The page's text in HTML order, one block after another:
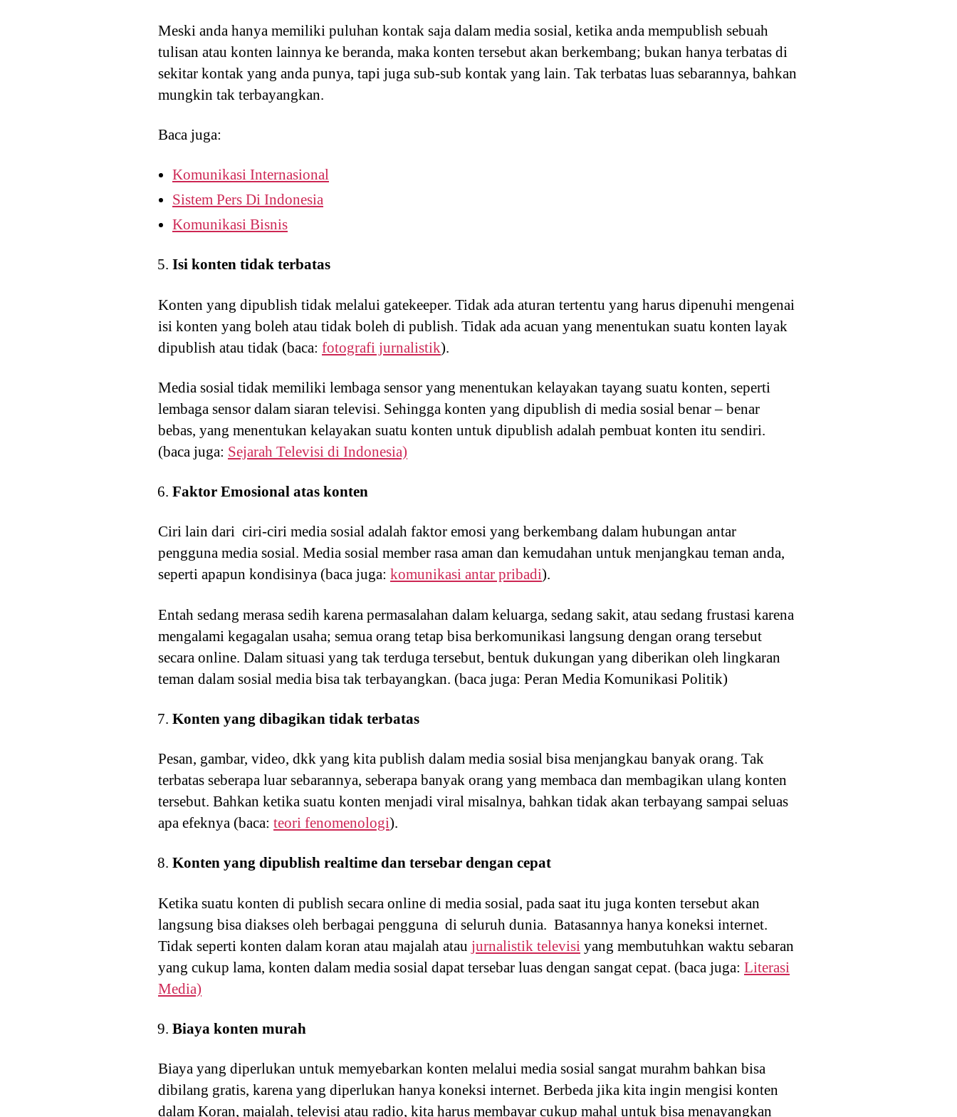
Meski anda hanya memiliki puluhan kontak saja dalam media sosial, ketika anda mempublish sebuah
tulisan atau konten lainnya ke beranda, maka konten tersebut akan berkembang; bukan hanya terbatas di
sekitar kontak yang anda punya, tapi juga sub-sub kontak yang lain. Tak terbatas luas sebarannya, bahkan
mungkin tak terbayangkan.
Baca juga:
Komunikasi Internasional
Sistem Pers Di Indonesia
Komunikasi Bisnis
Isi konten tidak terbatas
Konten yang dipublish tidak melalui gatekeeper. Tidak ada aturan tertentu yang harus dipenuhi mengenai
isi konten yang boleh atau tidak boleh di publish. Tidak ada acuan yang menentukan suatu konten layak
dipublish atau tidak (baca: fotografi jurnalistik).
Media sosial tidak memiliki lembaga sensor yang menentukan kelayakan tayang suatu konten, seperti
lembaga sensor dalam siaran televisi. Sehingga konten yang dipublish di media sosial benar – benar
bebas, yang menentukan kelayakan suatu konten untuk dipublish adalah pembuat konten itu sendiri.
(baca juga: Sejarah Televisi di Indonesia)
Faktor Emosional atas konten
Ciri lain dari ciri-ciri media sosial adalah faktor emosi yang berkembang dalam hubungan antar
pengguna media sosial. Media sosial member rasa aman dan kemudahan untuk menjangkau teman anda,
seperti apapun kondisinya (baca juga: komunikasi antar pribadi).
Entah sedang merasa sedih karena permasalahan dalam keluarga, sedang sakit, atau sedang frustasi karena
mengalami kegagalan usaha; semua orang tetap bisa berkomunikasi langsung dengan orang tersebut
secara online. Dalam situasi yang tak terduga tersebut, bentuk dukungan yang diberikan oleh lingkaran
teman dalam sosial media bisa tak terbayangkan. (baca juga: Peran Media Komunikasi Politik)
Konten yang dibagikan tidak terbatas
Pesan, gambar, video, dkk yang kita publish dalam media sosial bisa menjangkau banyak orang. Tak
terbatas seberapa luar sebarannya, seberapa banyak orang yang membaca dan membagikan ulang konten
tersebut. Bahkan ketika suatu konten menjadi viral misalnya, bahkan tidak akan terbayang sampai seluas
apa efeknya (baca: teori fenomenologi).
Konten yang dipublish realtime dan tersebar dengan cepat
Ketika suatu konten di publish secara online di media sosial, pada saat itu juga konten tersebut akan
langsung bisa diakses oleh berbagai pengguna di seluruh dunia. Batasannya hanya koneksi internet.
Tidak seperti konten dalam koran atau majalah atau jurnalistik televisi yang membutuhkan waktu sebaran
yang cukup lama, konten dalam media sosial dapat tersebar luas dengan sangat cepat. (baca juga: Literasi
Media)
Biaya konten murah
Biaya yang diperlukan untuk memyebarkan konten melalui media sosial sangat murahm bahkan bisa
dibilang gratis, karena yang diperlukan hanya koneksi internet. Berbeda jika kita ingin mengisi konten
dalam Koran, majalah, televisi atau radio, kita harus membayar cukup mahal untuk bisa menayangkan